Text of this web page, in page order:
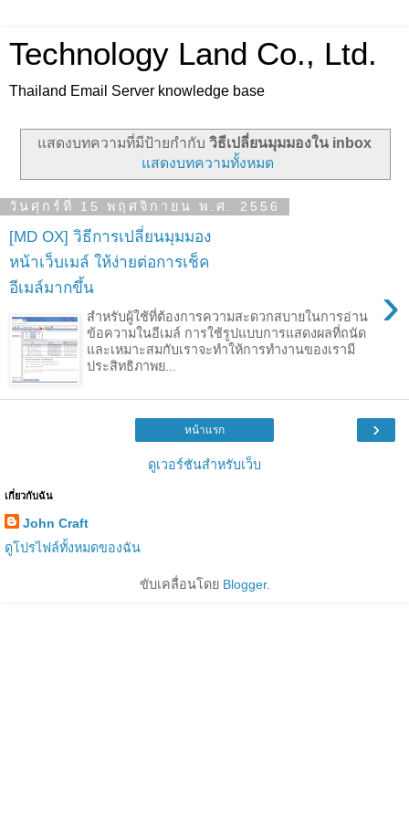
Technology Land Co., Ltd.
Thailand Email Server knowledge base
แสดงบทความที่มีป้ายกำกับ วิธีเปลี่ยนมุมมองใน inbox
แสดงบทความทั้งหมด
วันศุกร์ที่ 15 พฤศจิกายน พ.ศ. 2556
[MD OX] วิธีการเปลี่ยนมุมมอง
หน้าเว็บเมล์ ให้ง่ายต่อการเช็ค
อีเมล์มากขึ้น
›
สำหรับผู้ใช้ที่ต้องการความสะดวกสบายในการอ่าน
ข้อความในอีเมล์ การใช้รูปแบบการแสดงผลที่ถนัด
และเหมาะสมกับเราจะทำให้การทำงานของเรามี
ประสิทธิภาพย...
›
หน้าแรก
ดูเวอร์ชันสำหรับเว็บ
เกี่ยวกับฉัน
John Craft
ดูโปรไฟล์ทั้งหมดของฉัน
ขับเคลื่อนโดย Blogger.